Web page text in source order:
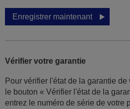
Enregistrer maintenant
Vérifier votre garantie
Pour vérifier l'état de la garantie
le bouton « Vérifier l'état de la
entrez le numéro de série de votre